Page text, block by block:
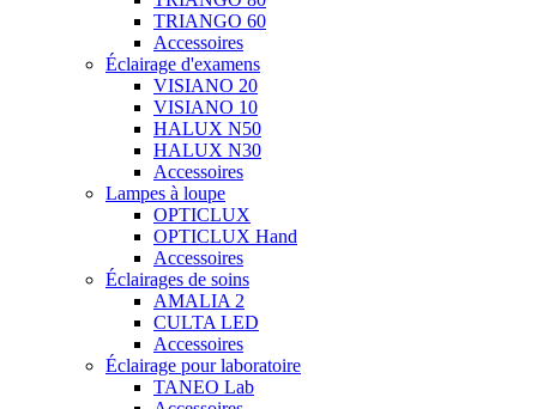
TRIANGO 60
Accessoires
Éclairage d'examens
VISIANO 20
VISIANO 10
HALUX N50
HALUX N30
Accessoires
Lampes à loupe
OPTICLUX
OPTICLUX Hand
Accessoires
Éclairages de soins
AMALIA 2
CULTA LED
Accessoires
Éclairage pour laboratoire
TANEO Lab